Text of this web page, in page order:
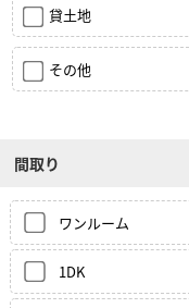
貸土地
その他
間取り
ワンルーム
1DK